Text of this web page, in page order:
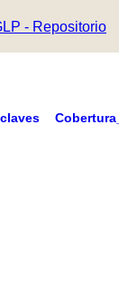
- Repositorio